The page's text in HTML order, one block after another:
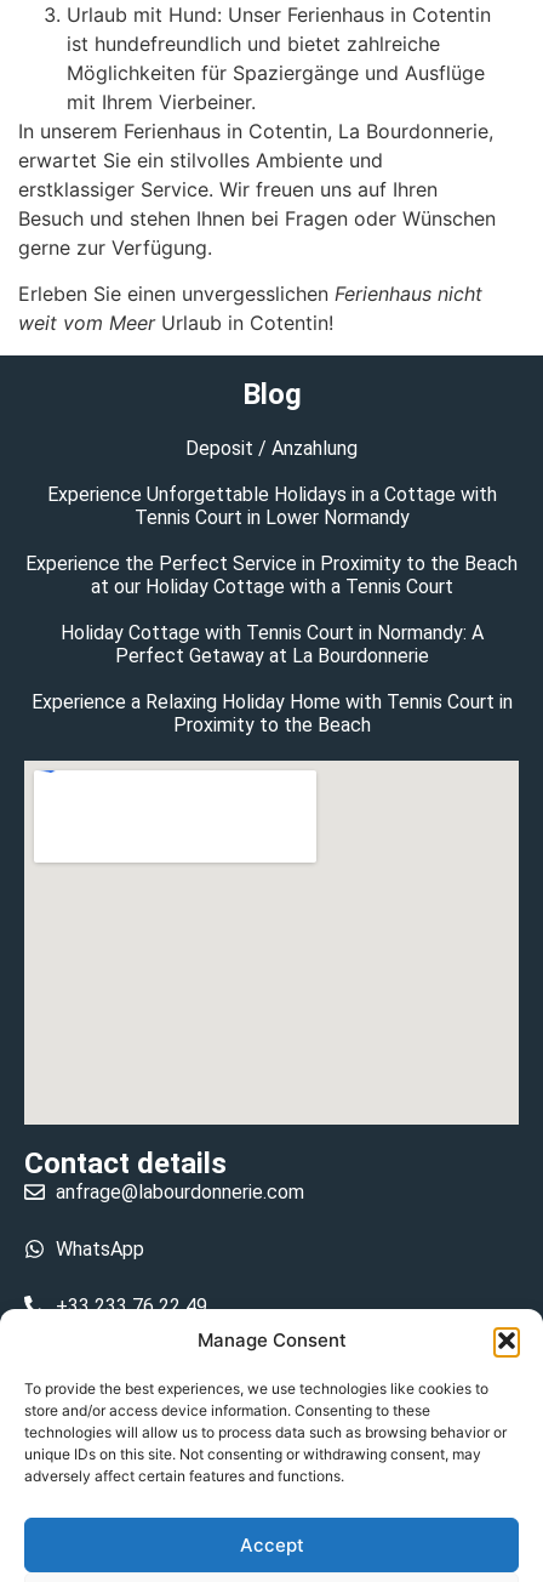
Manage Consent
To provide the best experiences, we use technologies like cookies to
store and/or access device information. Consenting to these
technologies will allow us to process data such as browsing behavior or
unique IDs on this site. Not consenting or withdrawing consent, may
adversely affect certain features and functions.
Accept
Urlaub mit Hund: Unser Ferienhaus in Cotentin
ist hundefreundlich und bietet zahlreiche
Möglichkeiten für Spaziergänge und Ausflüge
mit Ihrem Vierbeiner.
In unserem Ferienhaus in Cotentin, La Bourdonnerie,
erwartet Sie ein stilvolles Ambiente und
erstklassiger Service. Wir freuen uns auf Ihren
Besuch und stehen Ihnen bei Fragen oder Wünschen
gerne zur Verfügung.
Erleben Sie einen unvergesslichen Ferienhaus nicht
weit vom MeerUrlaub in Cotentin!
Blog
Deposit / Anzahlung
Experience Unforgettable Holidays in a Cottage with
Tennis Court in Lower Normandy
Experience the Perfect Service in Proximity to the Beach
at our Holiday Cottage with a Tennis Court
Holiday Cottage with Tennis Court in Normandy: A
Perfect Getaway at La Bourdonnerie
Experience a Relaxing Holiday Home with Tennis Court in
Proximity to the Beach
Contact details
anfrage@labourdonnerie.com
WhatsApp
+33 233 76 22 49
15 La Bourdonnerie 50430 Vesly
prosecuted.blusher.yielded
DE
Datenschutzrichtlinie